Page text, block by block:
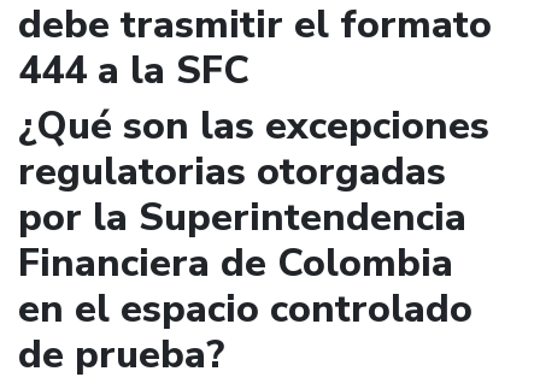
debe trasmitir el formato
444 a la SFC
¿Qué son las excepciones
regulatorias otorgadas
por la Superintendencia
Financiera de Colombia
en el espacio controlado
de prueba?